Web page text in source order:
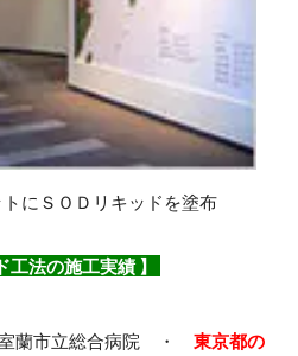
に ＳＯＤリキッドを塗布
工法の施工実績 】
蘭市立総合病院 ・ 東京都の